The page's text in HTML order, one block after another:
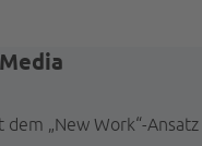
„New Work“-Ansatz